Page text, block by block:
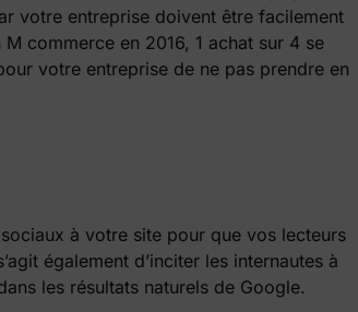
votre entreprise doivent être facilement
commerce en 2016, 1 achat sur 4 se
votre entreprise de ne pas prendre en
à votre site pour que vos lecteurs
également d’inciter les internautes à
les résultats naturels de Google.